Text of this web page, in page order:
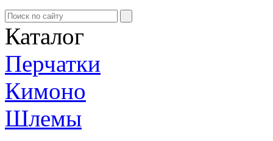
Каталог
Перчатки
Кимоно
Шлемы